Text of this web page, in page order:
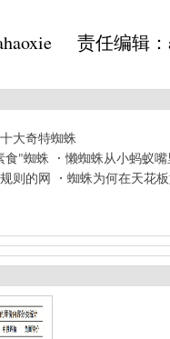
责任编辑
大奇特蜘蛛
食"蜘蛛
懒蜘蛛从小蚂蚁
则的网
蜘蛛为何在天花